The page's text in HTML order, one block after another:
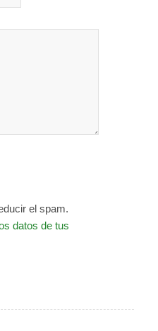
el spam.
datos de tus